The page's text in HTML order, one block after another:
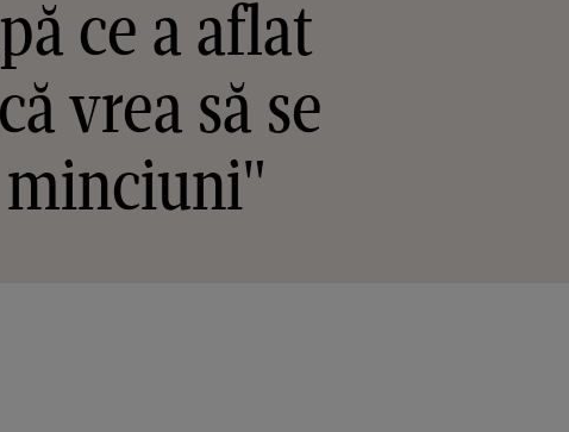
ce a aflat
vrea să se